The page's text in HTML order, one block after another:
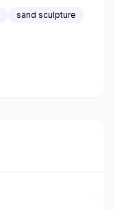
sand sculpture